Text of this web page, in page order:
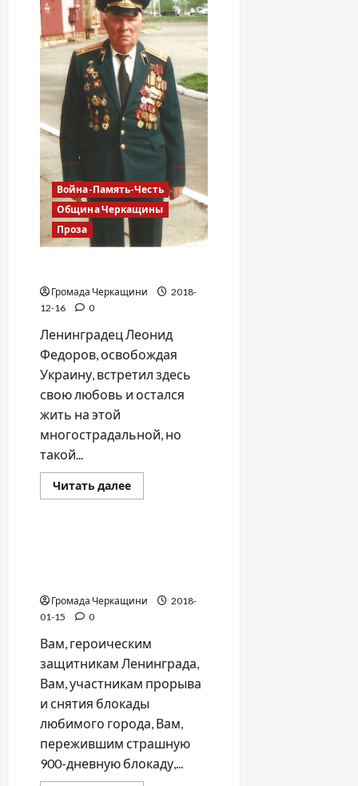
Война-Память-Честь
Община Черкащины
Проза
Громада Черкащини
2018-
12-16
0
Ленинградец Леонид
Федоров, освобождая
Украину, встретил здесь
свою любовь и остался
жить на этой
многострадальной, но
такой...
Читать далееПрочитать
больше
Война-Память-Честь
Громада Черкащини
2018-
01-15
0
Вам, героическим
защитникам Ленинграда,
Вам, участникам прорыва
и снятия блокады
любимого города, Вам,
пережившим страшную
900-дневную блокаду,...